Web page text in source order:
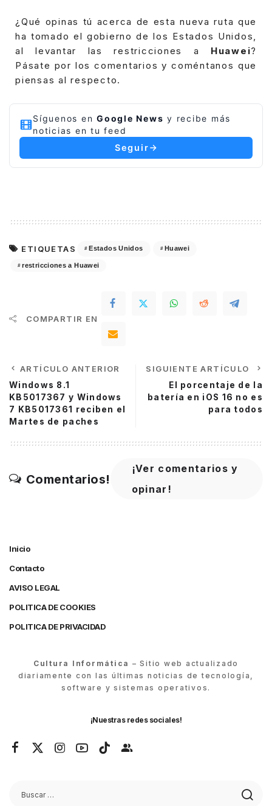
¿Qué opinas tú acerca de esta nueva ruta que
ha tomado el gobierno de los Estados Unidos,
al levantar las restricciones a Huawei?
Pásate por los comentarios y coméntanos que
piensas al respecto.
Síguenos en Google News y recibe más
noticias en tu feed
Seguir
ETIQUETAS Estados Unidos Huawei
restricciones a Huawei
COMPARTIR EN
ARTÍCULO ANTERIOR
Windows 8.1
KB5017367 y Windows
7 KB5017361 reciben el
Martes de paches
SIGUIENTE ARTÍCULO
El porcentaje de la
batería en iOS 16 no es
para todos
Comentarios!
¡Ver comentarios y
opinar!
Inicio
Contacto
AVISO LEGAL
POLITICA DE COOKIES
POLITICA DE PRIVACIDAD
Cultura Informática – Sitio web actualizado
diariamente con las últimas noticias de tecnología,
software y sistemas operativos.
¡Nuestras redes sociales!